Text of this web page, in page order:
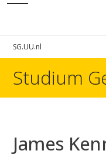
SG.UU.nl
Studium
James